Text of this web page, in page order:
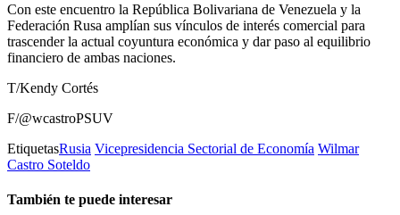
Con este encuentro la República Bolivariana de Venezuela y la
Federación Rusa amplían sus vínculos de interés comercial para
trascender la actual coyuntura económica y dar paso al equilibrio
financiero de ambas naciones.
T/Kendy Cortés
F/@wcastroPSUV
EtiquetasRusia Vicepresidencia Sectorial de Economía Wilmar
Castro Soteldo
También te puede interesar